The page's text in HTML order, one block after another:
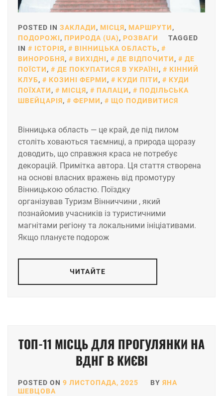
POSTED IN ЗАКЛАДИ, МІСЦЯ, МАРШРУТИ,
ПОДОРОЖІ, ПРИРОДА (UA), РОЗВАГИ
TAGGED
IN
ІСТОРІЯ, ВІННИЦЬКА ОБЛАСТЬ,
ВИНОРОБНЯ, ВИХІДНІ, ДЕ ВІДПОЧИТИ,
ДЕ
ПОЇСТИ, ДЕ ПОКУПАТИСЯ В УКРАЇНІ,
КІННИЙ
КЛУБ, КОЗИНІ ФЕРМИ, КУДИ ПІТИ,
КУДИ
ПОЇХАТИ, МІСЦЯ, ПАЛАЦИ,
ПОДІЛЬСЬКА
ШВЕЙЦАРІЯ, ФЕРМИ, ЩО ПОДИВИТИСЯ
Вінницька область — це край, де під пилом
століть ховаються таємниці, а природа щоразу
доводить, що справжня краса не потребує
декорацій. Примітка автора. Ця стаття створена
на основі власних вражень від промотуру
Вінницькою областю. Поїздку
організував Туризм Вінниччини , який
познайомив учасників із туристичними
магнітами регіону та локальними ініціативами.
Якщо плануєте подорож
ЧИТАЙТЕ
ТОП-11 МІСЦЬ ДЛЯ ПРОГУЛЯНКИ НА
ВДНГ В КИЄВІ
POSTED ON 9 ЛИСТОПАДА, 2025 BY ЯНА
ШЕВЦОВА